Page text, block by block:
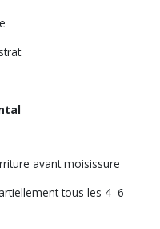
avant moisissure
tous les 4–6